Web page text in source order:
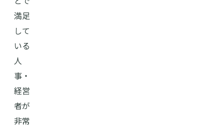
満足
して
いる
人
事・
経営
者が
非常